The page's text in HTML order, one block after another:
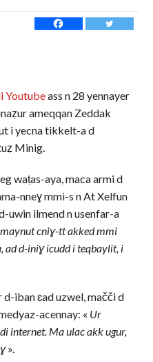
Youtubeass n 28 yennayer
ameqqan Zeddak
i yecna tikkelt-a d
Minig.
waṭas-aya, maca armi d
nneɣ mmi-s n At Xelfun
uwin ilmend n usenfar-a
cniɣ-tt akked mmi
ad d-iniɣ icudd i teqbaylit, i
iban ɛad uzwel, mačči d
acennay: « Ur
internet. Ma ulac akk ugur,
».